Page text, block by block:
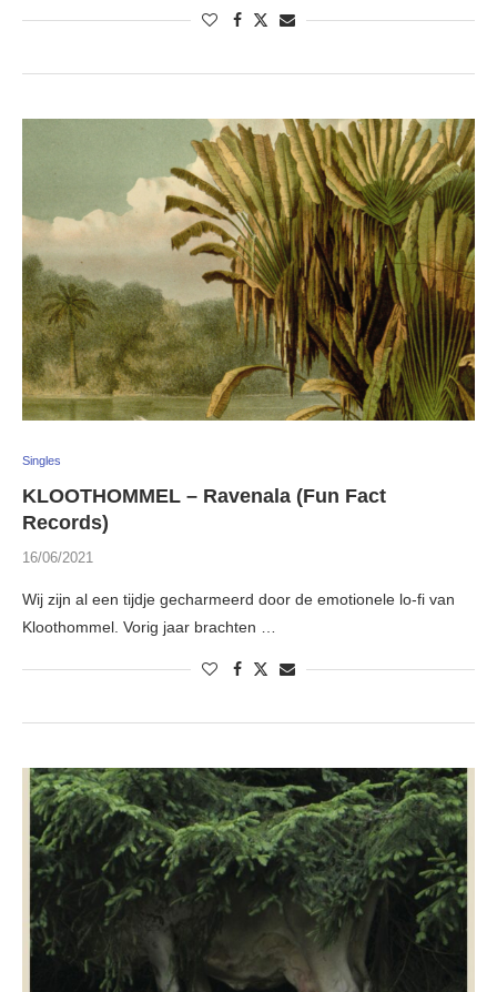
Singles
KLOOTHOMMEL – Ravenala (Fun Fact
Records)
16/06/2021
Wij zijn al een tijdje gecharmeerd door de emotionele lo-fi van
Kloothommel. Vorig jaar brachten …